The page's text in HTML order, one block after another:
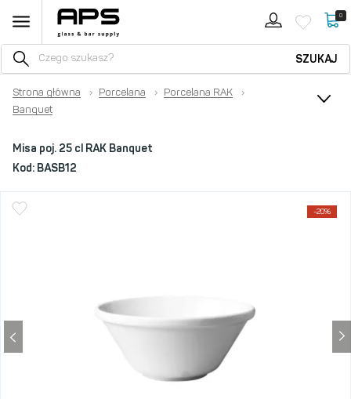
0
SZUKAJ
Strona główna › Porcelana › Porcelana RAK
›
Banquet
Misa poj. 25 cl RAK Banquet
Kod: BASB12
-20%